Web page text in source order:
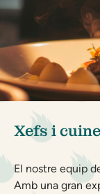
Xefs i
El nostre equip
Amb una gran